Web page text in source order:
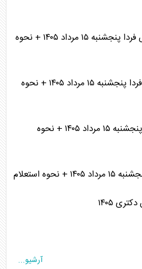
جدول قطعی برق استان فارس فردا پنجشنبه ۱۵ مرداد ۱۴۰۵ + نحوه
جدول قطعی برق استان البرز فردا پنجشنبه ۱۵ مرداد ۱۴۰۵ + نحوه
جدول قطعی برق مشهد فردا پنجشنبه ۱۵ مرداد ۱۴۰۵ + نحوه
استعلام
۱۴۰۵
آرشیو...